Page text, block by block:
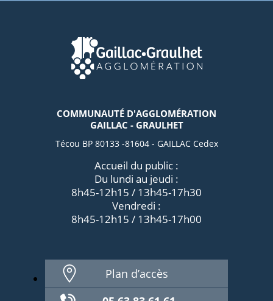
COMMUNAUTÉ D'AGGLOMÉRATION
GAILLAC - GRAULHET
Técou BP 80133 -81604 - GAILLAC Cedex
Accueil du public :
Du lundi au jeudi :
8h45-12h15 / 13h45-17h30
Vendredi :
8h45-12h15 / 13h45-17h00
Plan d’accès